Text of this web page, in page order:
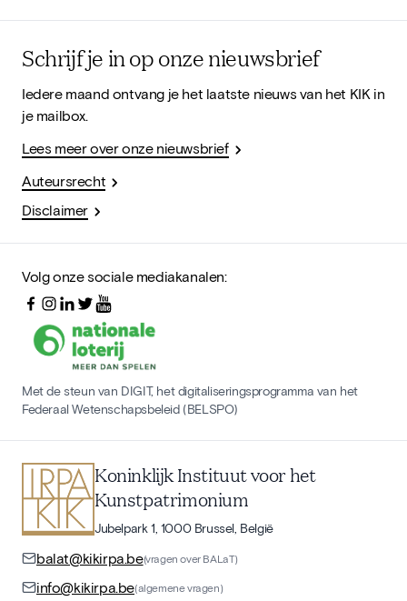
Schrijf je in op onze nieuwsbrief
Iedere maand ontvang je het laatste nieuws van het KIK in
je mailbox.
Lees meer over onze nieuwsbrief
Auteursrecht
Disclaimer
Volg onze sociale mediakanalen:
Met de steun van DIGIT, het digitaliseringsprogramma van het
Federaal Wetenschapsbeleid (BELSPO)
Koninklijk Instituut voor het
Kunstpatrimonium
Jubelpark 1, 1000 Brussel, België
balat@kikirpa.be(vragen over BALaT)
info@kikirpa.be(algemene vragen)